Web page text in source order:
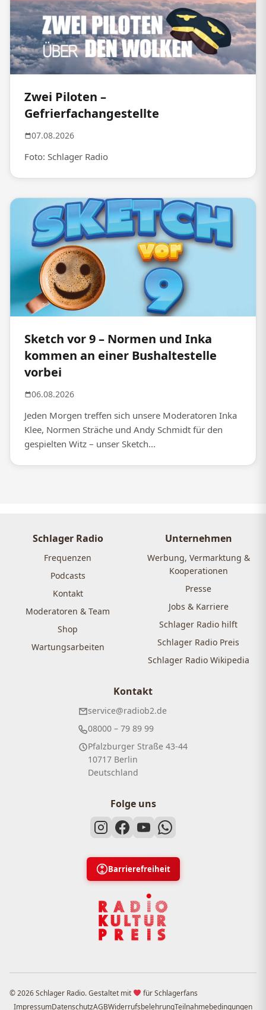
Zwei Piloten –
Gefrierfachangestellte
07.08.2026
Foto: Schlager Radio
Sketch vor 9 – Normen und Inka
kommen an einer Bushaltestelle
vorbei
06.08.2026
Jeden Morgen treffen sich unsere Moderatoren Inka
Klee, Normen Sträche und Andy Schmidt für den
gespielten Witz – unser Sketch...
Schlager Radio
Frequenzen
Podcasts
Kontakt
Moderatoren & Team
Shop
Wartungsarbeiten
Unternehmen
Werbung, Vermarktung &
Kooperationen
Presse
Jobs & Karriere
Schlager Radio hilft
Schlager Radio Preis
Schlager Radio Wikipedia
Kontakt
service@radiob2.de
08000 – 79 89 99
Pfalzburger Straße 43-44
10717 Berlin
Deutschland
Folge uns
Barrierefreiheit
© 2026 Schlager Radio. Gestaltet mit
für Schlagerfans
ImpressumDatenschutzAGBWiderrufsbelehrungTeilnahmebedingungen